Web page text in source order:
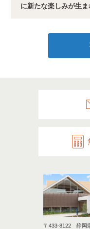
に新たな楽しみが生ま
〒433-8122 静岡